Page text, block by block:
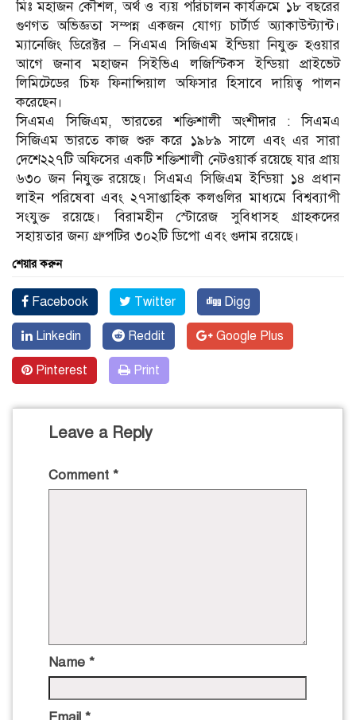
মিঃ মহাজন কৌশল, অর্থ ও ব্যয় পরিচালন কার্যক্রমে ১৮ বছরের
গুণগত অভিজ্ঞতা সম্পন্ন একজন যোগ্য চার্টার্ড অ্যাকাউন্ট্যান্ট।
ম্যানেজিং ডিরেক্টর – সিএমএ সিজিএম ইন্ডিয়া নিযুক্ত হওয়ার
আগে জনাব মহাজন সিইভিএ লজিস্টিকস ইন্ডিয়া প্রাইভেট
লিমিটেডের চিফ ফিনান্সিয়াল অফিসার হিসাবে দায়িত্ব পালন
করেছেন।
সিএমএ সিজিএম, ভারতের শক্তিশালী অংশীদার : সিএমএ
সিজিএম ভারতে কাজ শুরু করে ১৯৮৯ সালে এবং এর সারা
দেশে২২৭টি অফিসের একটি শক্তিশালী নেটওয়ার্ক রয়েছে যার প্রায়
৬৩০ জন নিযুক্ত রয়েছে। সিএমএ সিজিএম ইন্ডিয়া ১৪ প্রধান
লাইন পরিষেবা এবং ২৭সাপ্তাহিক কলগুলির মাধ্যমে বিশ্বব্যাপী
সংযুক্ত রয়েছে। বিরামহীন স্টোরেজ সুবিধাসহ গ্রাহকদের
সহায়তার জন্য গ্রুপটির ৩০২টি ডিপো এবং গুদাম রয়েছে।
শেয়ার করুন
Facebook Twitter Digg
Linkedin Reddit Google Plus
Pinterest Print
Leave a Reply
Comment *
Name *